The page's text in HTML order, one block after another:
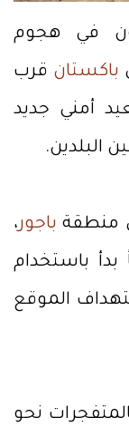
وأصيب 35 آخرون في هجوم
باكستان قرب
أمني جديد
البلدين.
منطقة باجور،
باستخدام
الموقع
نحو